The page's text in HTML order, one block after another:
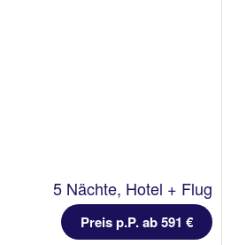
5 Nächte, Hotel + Flug
Preis p.P. ab 591 €